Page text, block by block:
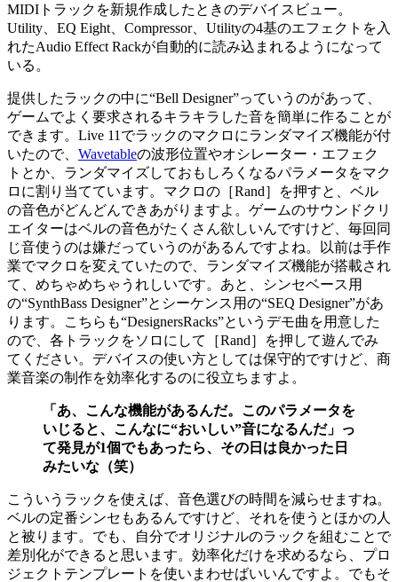
MIDIトラックを新規作成したときのデバイスビュー。
Utility、EQ Eight、Compressor、Utilityの4基のエフェクトを入
れたAudio Effect Rackが自動的に読み込まれるようになって
いる。
提供したラックの中に“Bell Designer”っていうのがあって、
ゲームでよく要求されるキラキラした音を簡単に作ることが
できます。Live 11でラックのマクロにランダマイズ機能が付
いたので、 Wavetableの波形位置やオシレーター・エフェク
トとか、ランダマイズしておもしろくなるパラメータをマク
ロに割り当てています。マクロの［Rand］を押すと、ベル
の音色がどんどんできあがりますよ。ゲームのサウンドクリ
エイターはベルの音色がたくさん欲しいんですけど、毎回同
じ音使うのは嫌だっていうのがあるんですよね。以前は手作
業でマクロを変えていたので、ランダマイズ機能が搭載され
て、めちゃめちゃうれしいです。あと、シンセベース用
の“SynthBass Designer”とシーケンス用の“SEQ Designer”があ
ります。こちらも“DesignersRacks”というデモ曲を用意した
ので、各トラックをソロにして［Rand］を押して遊んでみ
てください。デバイスの使い方としては保守的ですけど、商
業音楽の制作を効率化するのに役立ちますよ。
「あ、こんな機能があるんだ。このパラメータを
いじると、こんなに“おいしい”音になるんだ」っ
て発見が1個でもあったら、その日は良かった日
みたいな（笑）
こういうラックを使えば、音色選びの時間を減らせますね。
ベルの定番シンセもあるんですけど、それを使うとほかの人
と被ります。でも、自分でオリジナルのラックを組むことで
差別化ができると思います。効率化だけを求めるなら、プロ
ジェクトテンプレートを使いまわせばいいんですよ。でもそ